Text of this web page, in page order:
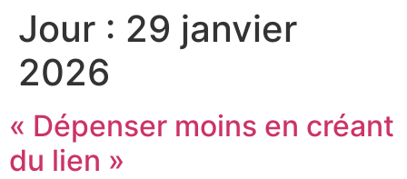
Jour : 29 janvier
2026
« Dépenser moins en créant
du lien »